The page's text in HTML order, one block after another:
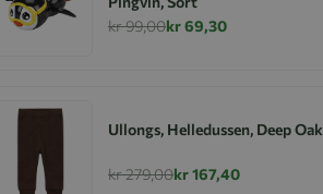
kr 99,00kr 69,30
Ullongs, Helledussen, Deep Oak
kr 279,00kr 167,40